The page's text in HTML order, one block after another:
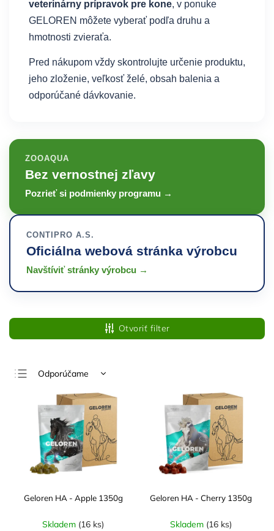
veterinárny prípravok pre kone, v ponuke
GELOREN môžete vyberať podľa druhu a
hmotnosti zvieraťa.
Pred nákupom vždy skontrolujte určenie produktu,
jeho zloženie, veľkosť želé, obsah balenia a
odporúčané dávkovanie.
ZOOAQUA
Bez vernostnej zľavy
Pozrieť si podmienky programu →
CONTIPRO A.S.
Oficiálna webová stránka výrobcu
Navštíviť stránky výrobcu →
Otvoriť filter
Odporúčame
Najlacnejšie
Najdrahšie
Najpredávanejšie
Abecedne
Geloren HA - Apple 1350g
Skladem (16 ks)
Geloren HA - Cherry 1350g
Skladem (16 ks)